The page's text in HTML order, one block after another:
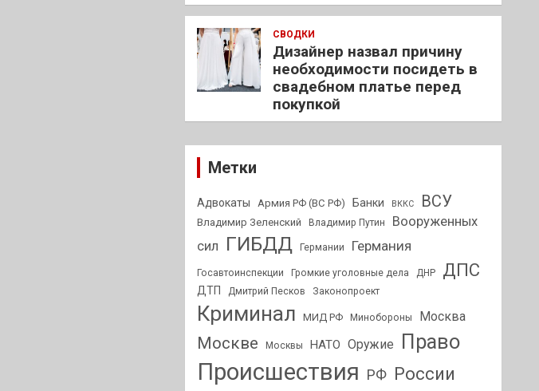
СВОДКИ
Дизайнер назвал причину
необходимости посидеть в
свадебном платье перед
покупкой
Метки
Адвокаты Армия РФ (ВС РФ) Банки ВККС ВСУ
Владимир Зеленский Владимир Путин
Вооруженных
сил
ГИБДД Германии Германия
Госавтоинспекции Громкие уголовные дела ДНР ДПС
ДТП Дмитрий Песков Законопроект
Криминал МИД РФ Минобороны Москва
Москве Москвы НАТО Оружие Право
Происшествия РФ России